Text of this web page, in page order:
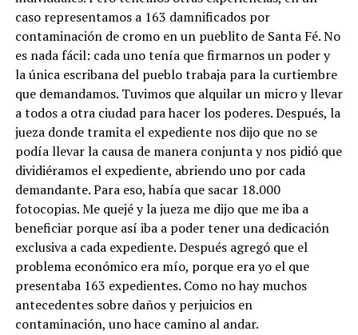
caso representamos a 163 damnificados por
contaminación de cromo en un pueblito de Santa Fé. No
es nada fácil: cada uno tenía que firmarnos un poder y
la única escribana del pueblo trabaja para la curtiembre
que demandamos. Tuvimos que alquilar un micro y llevar
a todos a otra ciudad para hacer los poderes. Después, la
jueza donde tramita el expediente nos dijo que no se
podía llevar la causa de manera conjunta y nos pidió que
dividiéramos el expediente, abriendo uno por cada
demandante. Para eso, había que sacar 18.000
fotocopias. Me quejé y la jueza me dijo que me iba a
beneficiar porque así iba a poder tener una dedicación
exclusiva a cada expediente. Después agregó que el
problema económico era mío, porque era yo el que
presentaba 163 expedientes. Como no hay muchos
antecedentes sobre daños y perjuicios en
contaminación, uno hace camino al andar.